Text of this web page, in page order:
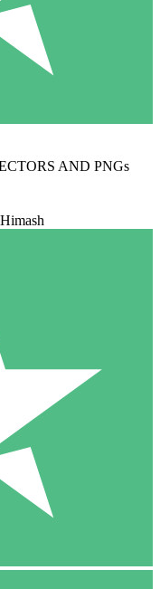
AND PNGs